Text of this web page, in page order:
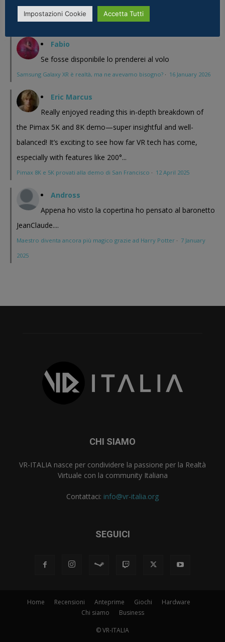
Meta Phoenix: Trovato riferimento all'interno dell'ultimo firmware per
Quest - VR ITALIA·25 February 2026
Fabio
Se fosse disponibile lo prenderei al volo
Samsung Galaxy XR è realtà, ma ne avevamo bisogno? · 16 January 2026
Eric Marcus
Really enjoyed reading this in-depth breakdown of
the Pimax 5K and 8K demo—super insightful and well-
balanced! It’s exciting to see how far VR tech has come,
especially with features like 200°...
Pimax 8K e 5K provati alla demo di San Francisco · 12 April 2025
Andross
Appena ho visto la copertina ho pensato al baronetto
JeanClaude....
Maestro diventa ancora più magico grazie ad Harry Potter · 7 January
2025
CHI SIAMO
VR-ITALIA nasce per condividere la passione per la Realtà
Virtuale con la community Italiana
Contattaci: info@vr-italia.org
SEGUICI
Home Recensioni Anteprime Giochi
Hardware
Chi siamo
Business
© VR-ITALIA
Impostazioni Cookie Accetta Tutti